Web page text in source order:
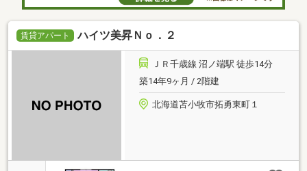
賃貸アパート ハイツ美昇Ｎｏ．２
ＪＲ千歳線 沼ノ端駅 徒歩14分
築14年9ヶ月 / 2階建
北海道苫小牧市拓勇東町１